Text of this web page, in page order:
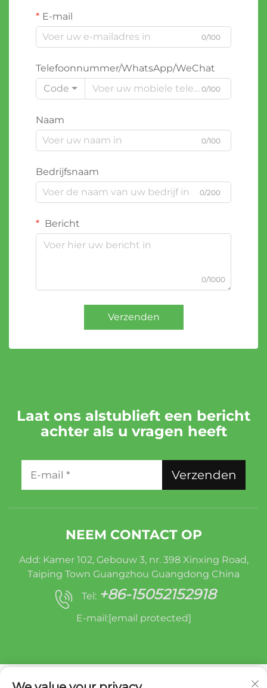
E-mail
0/100
Telefoonnummer/WhatsApp/WeChat
Code
0/100
Naam
0/100
Bedrijfsnaam
0/200
Bericht
0/1000
Verzenden
Laat ons alstublieft een bericht
achter als u vragen heeft
Verzenden
NEEM CONTACT OP
Add: Kamer 102, Gebouw 3, nr. 398 Xinxing Road,
Taiping Town Guangzhou Guangdong China
Tel: +86-15052152918
E-mail:[email protected]